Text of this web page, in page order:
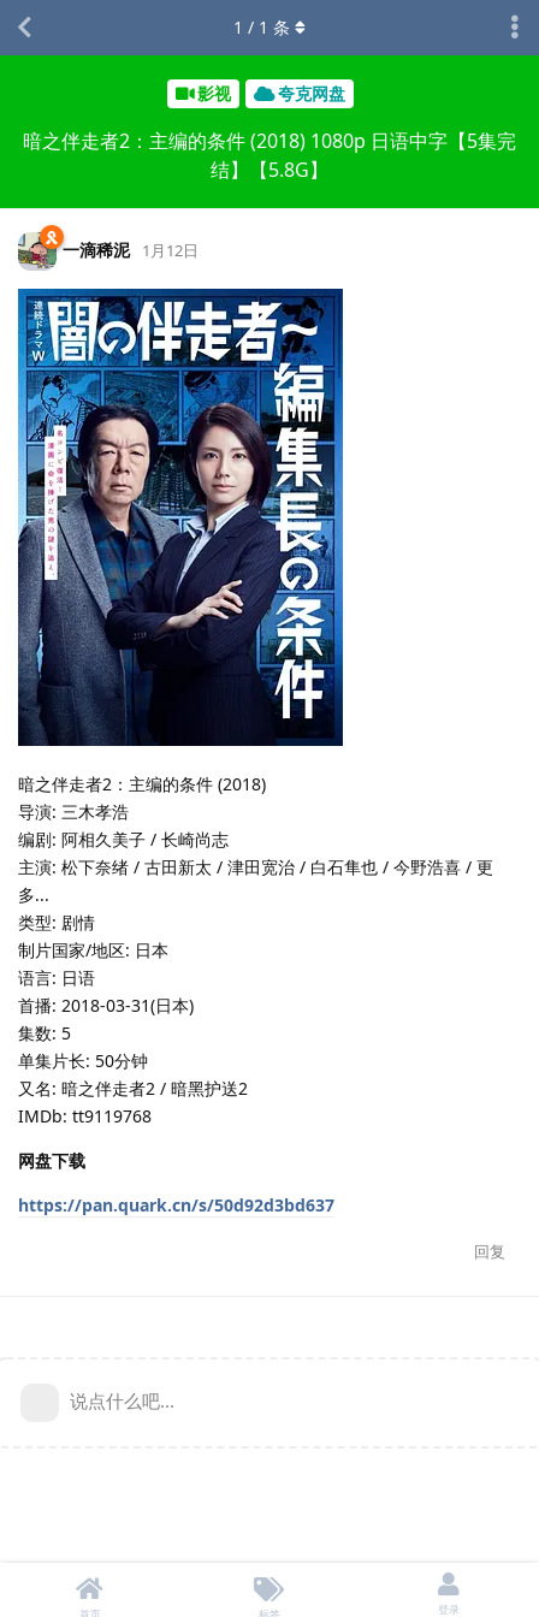
影视 夸克网盘
暗之伴走者2：主编的条件 (2018) 1080p 日语中字【5集完
结】【5.8G】
1 / 1 条
一滴稀泥 1月12日
暗之伴走者2：主编的条件 (2018)
导演: 三木孝浩
编剧: 阿相久美子 / 长崎尚志
主演: 松下奈绪 / 古田新太 / 津田宽治 / 白石隼也 / 今野浩喜 / 更
多...
类型: 剧情
制片国家/地区: 日本
语言: 日语
首播: 2018-03-31(日本)
集数: 5
单集片长: 50分钟
又名: 暗之伴走者2 / 暗黑护送2
IMDb: tt9119768
网盘下载
https://pan.quark.cn/s/50d92d3bd637
回复
说点什么吧...
登录